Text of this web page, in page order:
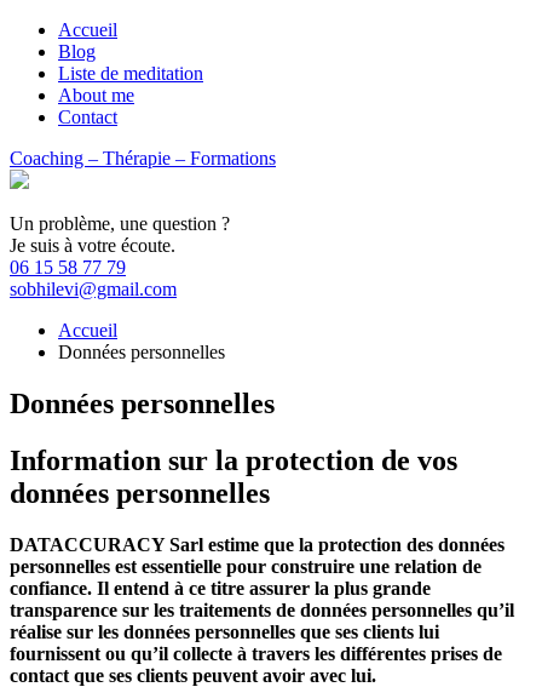
Accueil
Blog
Liste de meditation
About me
Contact
Coaching – Thérapie – Formations
Un problème, une question ?
Je suis à votre écoute.
06 15 58 77 79
sobhilevi@gmail.com
Accueil
Données personnelles
Données personnelles
Information sur la protection de vos
données personnelles
DATACCURACY Sarl estime que la protection des données
personnelles est essentielle pour construire une relation de
confiance. Il entend à ce titre assurer la plus grande
transparence sur les traitements de données personnelles qu’il
réalise sur les données personnelles que ses clients lui
fournissent ou qu’il collecte à travers les différentes prises de
contact que ses clients peuvent avoir avec lui.